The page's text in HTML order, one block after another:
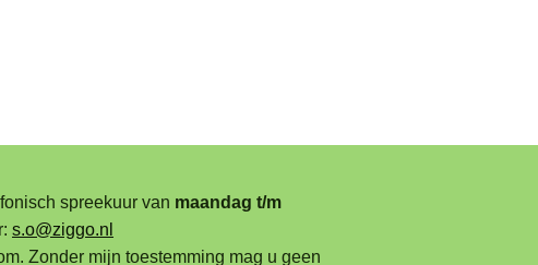
spreekuur van maandag t/m
s.o@ziggo.nl
Zonder mijn toestemming mag u geen